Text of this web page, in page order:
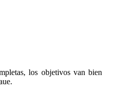
los objetivos van bien